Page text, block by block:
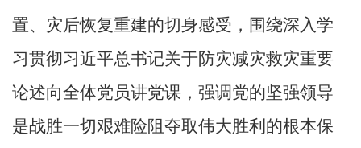
置、灾后恢复重建的切身感受，围绕深入学
习贯彻习近平总书记关于防灾减灾救灾重要
论述向全体党员讲党课， 强调党的坚强领导
是战胜一切艰难险阻夺取伟大胜利的根本保